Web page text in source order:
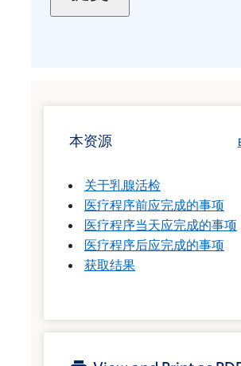
本资源
关于乳腺活检
医疗程序前应完成的事项
医疗程序当天应完成的事项
医疗程序后应完成的事项
获取结果